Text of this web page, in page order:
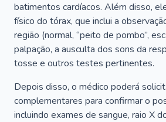
batimentos cardíacos. Além disso,
físico do tórax, que inclui a
região (normal, “peito de pombo”,
palpação, a ausculta dos sons da
tosse e outros testes pertinentes.
Depois disso, o médico poderá
complementares para confirmar o
incluindo exames de sangue, raio X